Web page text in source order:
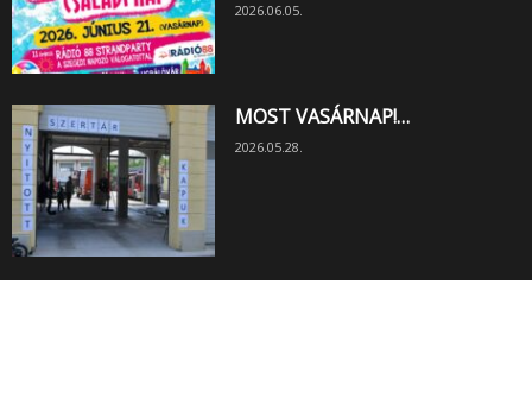
2026.06.05.
MOST VASÁRNAP!…
2026.05.28.